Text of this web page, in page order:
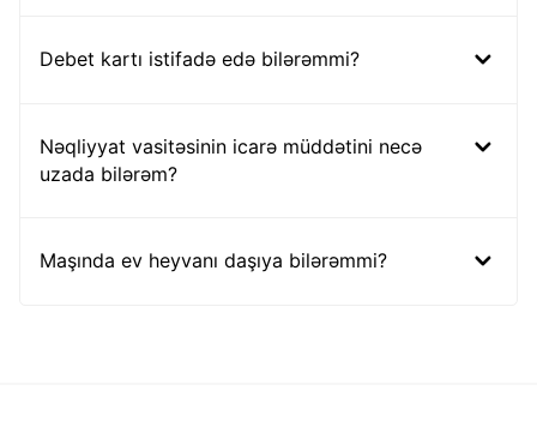
Debet kartı istifadə edə bilərəmmi?
Nəqliyyat vasitəsinin icarə müddətini necə
uzada bilərəm?
Maşında ev heyvanı daşıya bilərəmmi?